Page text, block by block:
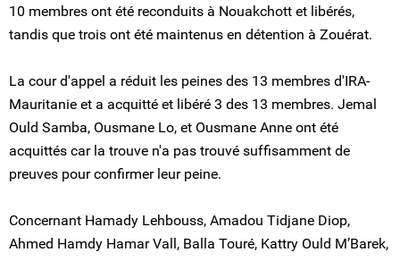
10 membres ont été reconduits à Nouakchott et libérés,
tandis que trois ont été maintenus en détention à Zouérat.
La cour d'appel a réduit les peines des 13 membres d'IRA-
Mauritanie et a acquitté et libéré 3 des 13 membres. Jemal
Ould Samba, Ousmane Lo, et Ousmane Anne ont été
acquittés car la trouve n'a pas trouvé suffisamment de
preuves pour confirmer leur peine.
Concernant Hamady Lehbouss, Amadou Tidjane Diop,
Ahmed Hamdy Hamar Vall, Balla Touré, Kattry Ould M’Barek,